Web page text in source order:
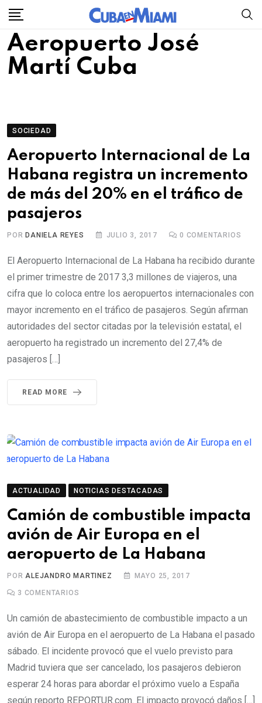
Skip
content
Aeropuerto José
Martí Cuba
SOCIEDAD
Aeropuerto Internacional de La
Habana registra un incremento
de más del 20% en el tráfico de
pasajeros
POR DANIELA REYES JULIO 3, 2017 0 COMENTARIOS
El Aeropuerto Internacional de La Habana ha recibido durante
el primer trimestre de 2017 3,3 millones de viajeros, una
cifra que lo coloca entre los aeropuertos internacionales con
mayor incremento en el tráfico de pasajeros. Según afirman
autoridades del sector citadas por la televisión estatal, el
aeropuerto ha registrado un incremento del 27,4% de
pasajeros […]
READ MORE
ACTUALIDAD NOTICIAS DESTACADAS
Camión de combustible impacta
avión de Air Europa en el
aeropuerto de La Habana
PORALEJANDRO MARTINEZ MAYO 25, 2017
3 COMENTARIOS
Un camión de abastecimiento de combustible impacto a un
avión de Air Europa en el aeropuerto de La Habana el pasado
sábado. El incidente provocó que el vuelo previsto para
Madrid tuviera que ser cancelado, los pasajeros debieron
esperar 24 horas para abordar el próximo vuelo a España
según reporto REPORTUR.com. El impacto provocó daños […]